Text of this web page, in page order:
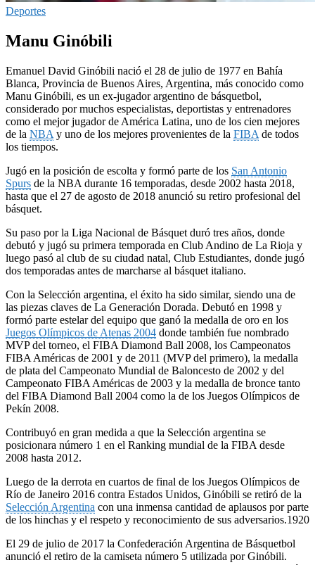
Deportes
Manu Ginóbili
Emanuel David Ginóbili nació el 28 de julio de 1977 en Bahía
Blanca, Provincia de Buenos Aires, Argentina, más conocido como
Manu Ginóbili, es un ex-jugador argentino de básquetbol,
considerado por muchos especialistas, deportistas y entrenadores
como el mejor jugador de América Latina, uno de los cien mejores
de la NBA​ y uno de los mejores provenientes de la FIBA de todos
los tiempos.
Jugó en la posición de escolta y formó parte de los San Antonio
Spurs de la NBA durante 16 temporadas, desde 2002 hasta 2018,
hasta que el 27 de agosto de 2018 anunció su retiro profesional del
básquet.
Su paso por la Liga Nacional de Básquet duró tres años, donde
debutó y jugó su primera temporada en Club Andino de La Rioja y
luego pasó al club de su ciudad natal, Club Estudiantes, donde jugó
dos temporadas antes de marcharse al básquet italiano.
Con la Selección argentina, el éxito ha sido similar, siendo una de
las piezas claves de La Generación Dorada. Debutó en 1998 y
formó parte estelar del equipo que ganó la medalla de oro en los
Juegos Olímpicos de Atenas 2004 donde también fue nombrado
MVP del torneo,​ el FIBA Diamond Ball 2008, los Campeonatos
FIBA Américas de 2001 y de 2011 (MVP del primero), la medalla
de plata del Campeonato Mundial de Baloncesto de 2002 y del
Campeonato FIBA Américas de 2003 y la medalla de bronce tanto
del FIBA Diamond Ball 2004 como la de los Juegos Olímpicos de
Pekín 2008.
Contribuyó en gran medida a que la Selección argentina se
posicionara número 1 en el Ranking mundial de la FIBA desde
2008 hasta 2012.
Luego de la derrota en cuartos de final de los Juegos Olímpicos de
Río de Janeiro 2016 contra Estados Unidos, Ginóbili se retiró de la
Selección Argentina con una inmensa cantidad de aplausos por parte
de los hinchas y el respeto y reconocimiento de sus adversarios.19​20​
El 29 de julio de 2017 la Confederación Argentina de Básquetbol
anunció el retiro de la camiseta número 5 utilizada por Ginóbili.